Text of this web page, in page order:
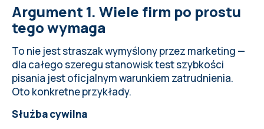
Argument 1. Wiele firm po prostu
tego wymaga
To nie jest straszak wymyślony przez marketing —
dla całego szeregu stanowisk test szybkości
pisania jest oficjalnym warunkiem zatrudnienia.
Oto konkretne przykłady.
Służba cywilna